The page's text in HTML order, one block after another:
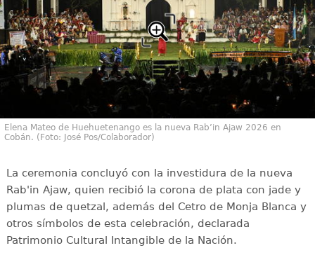
Elena Mateo de Huehuetenango es la nueva Rab’in Ajaw 2026 en
Cobán. (Foto: José Pos/Colaborador)
La ceremonia concluyó con la investidura de la nueva
Rab'in Ajaw, quien recibió la corona de plata con jade y
plumas de quetzal, además del Cetro de Monja Blanca y
otros símbolos de esta celebración, declarada
Patrimonio Cultural Intangible de la Nación.